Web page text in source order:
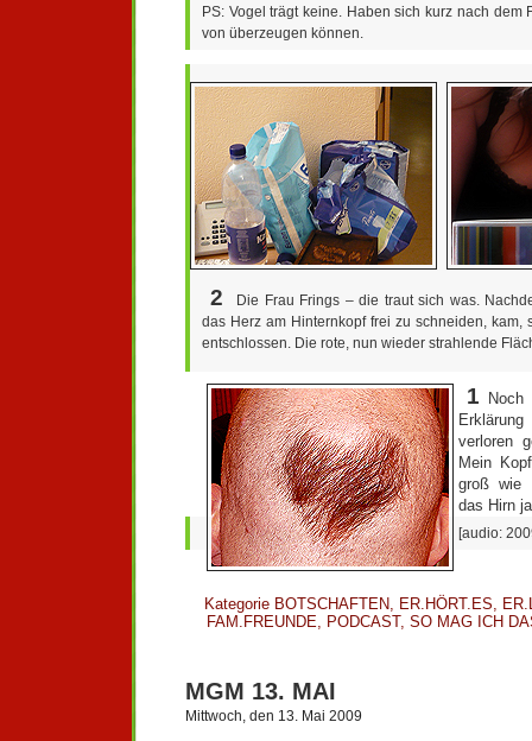
PS: Vogel trägt keine. Haben sich kurz nach dem
von überzeugen können.
2
Die Frau Frings – die traut sich was.
das Herz am Hinternkopf frei zu schneiden, kam,
entschlossen. Die rote, nun wieder strahlende
1
Noch
verloren
Mein
groß wie
das Hirn
[audio:
Kategorie BOTSCHAFTEN, ER.HÖRT.ES,
FAM.FREUNDE, PODCAST, SO MAG ICH
MGM 13. MAI
Mittwoch, den 13. Mai 2009